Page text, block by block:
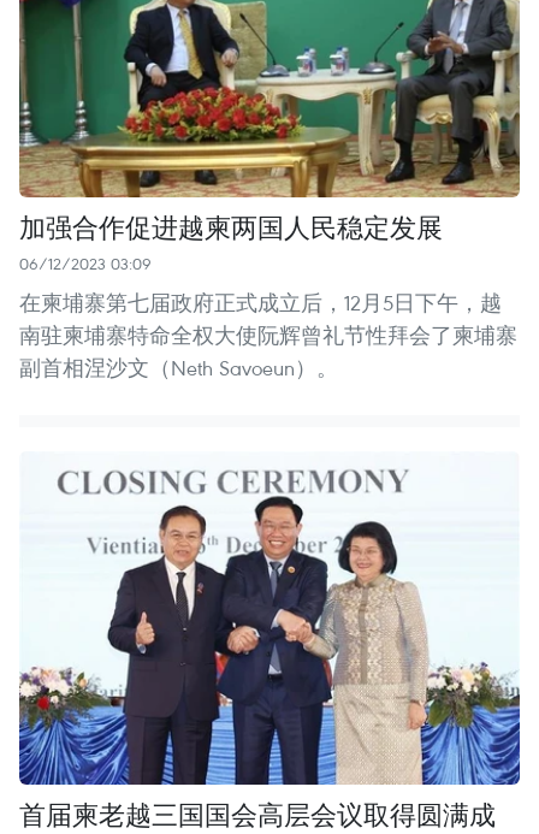
加强合作促进越柬两国人民稳定发展
06/12/2023 03:09
在柬埔寨第七届政府正式成立后，12月5日下午，越
南驻柬埔寨特命全权大使阮辉曾礼节性拜会了柬埔寨
副首相涅沙文（Neth Savoeun）。
首届柬老越三国国会高层会议取得圆满成